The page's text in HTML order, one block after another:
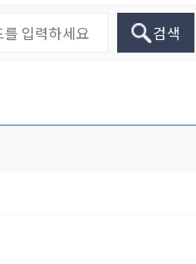
검색